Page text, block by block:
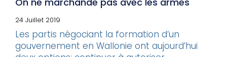
24 Juillet 2019
Les partis négociant la formation d’un
gouvernement en Wallonie ont aujourd’hui